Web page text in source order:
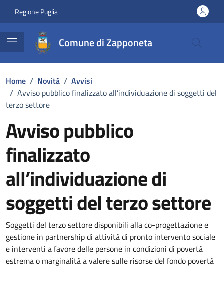
Regione Puglia
Comune di Zapponeta
Home / Novità / Avvisi
/ Avviso pubblico finalizzato all’individuazione di soggetti del
terzo settore
Avviso pubblico
finalizzato
all’individuazione di
soggetti del terzo settore
Dettagli della notizia
Soggetti del terzo settore disponibili alla co-progettazione e
gestione in partnership di attività di pronto intervento sociale
e interventi a favore delle persone in condizioni di povertà
estrema o marginalità a valere sulle risorse del fondo povertà